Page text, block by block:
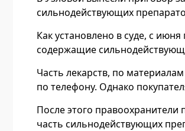
сильнодействующих
Как установлено в суде, с
содержащие
Часть лекарств, по
по телефону. Однако
После этого
часть сильнодействующих